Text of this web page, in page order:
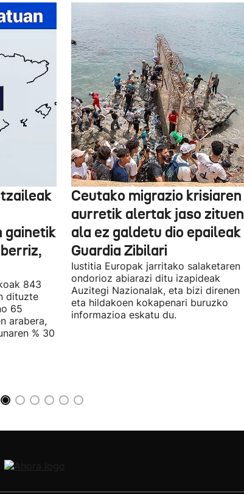
gainetik
843
dituzte
65
arabera,
% 30
Ceutako migrazio krisiaren
aurretik alertak jaso zituen
ala ez galdetu dio epaileak
Guardia Zibilari
Iustitia Europak jarritako salaketaren
ondorioz abiarazi ditu izapideak
Auzitegi Nazionalak, eta bizi direnen
eta hildakoen kokapenari buruzko
informazioa eskatu du.